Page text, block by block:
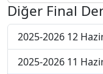
Diğer Final
2025-2026 12
2025-2026 11